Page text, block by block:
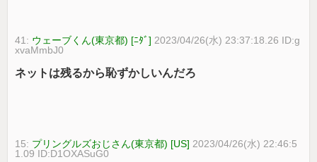
41: ウェーブくん(東京都) [ﾆﾀﾞ] 2023/04/26(水) 23:37:18.26 ID:g
xvaMmbJ0
ネットは残るから恥ずかしいんだろ
15: プリングルズおじさん(東京都) [US] 2023/04/26(水) 22:46:5
1.09 ID:D1OXASuG0